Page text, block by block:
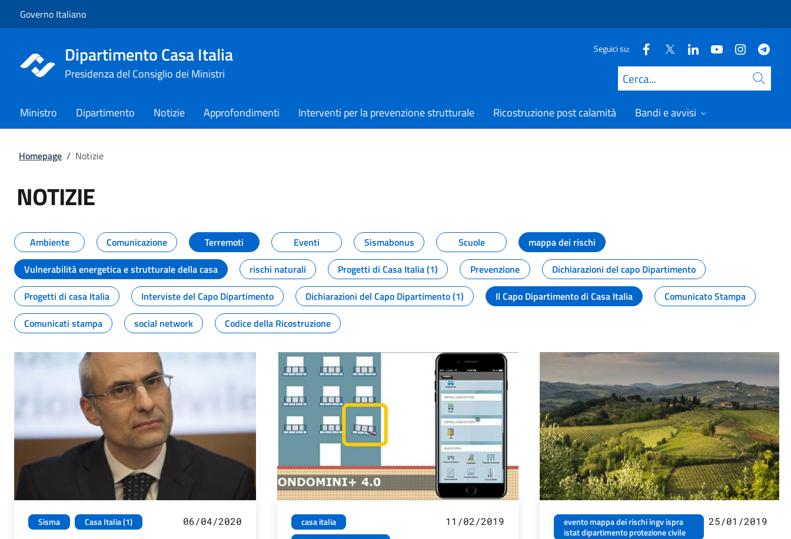
Governo Italiano
Dipartimento Casa Italia
Presidenza del Consiglio dei Ministri
Seguici su:
Cerca
Ministro Dipartimento Notizie Approfondimenti Interventi per la prevenzione strutturale Ricostruzione post calamità Bandi e avvisi
Homepage / Notizie
NOTIZIE
Tutti i contenuti della pagina NOTIZIE
Ambiente Comunicazione Terremoti Eventi Sismabonus Scuole
mappa dei rischi
Vulnerabilità energetica e strutturale della casa
rischi naturali Progetti di Casa Italia (1) Prevenzione
Dichiarazioni del capo Dipartimento
Progetti di casa Italia
Interviste del Capo Dipartimento Dichiarazioni del Capo Dipartimento (1) Il Capo Dipartimento di Casa Italia
Comunicato Stampa
Comunicati stampa
social network Codice della Ricostruzione
Sisma Casa Italia (1) 06/04/2020
casa italia
11/02/2019
evento mappa dei rischi ingv ispra
istat dipartimento protezione civile
25/01/2019